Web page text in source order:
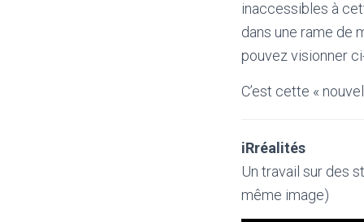
inaccessibles à
dans une rame de
pouvez visionner
C’est cette «
iRréalités
Un travail sur des
même image)